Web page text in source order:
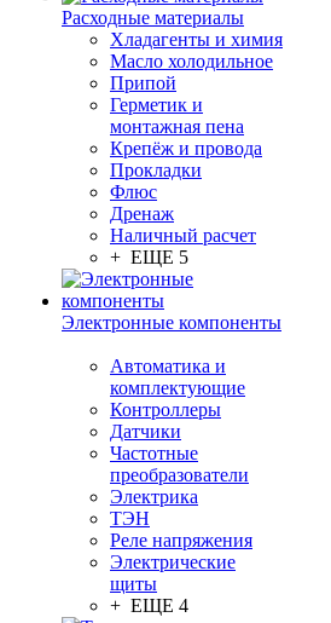
Расходные материалы
Хладагенты и химия
Масло холодильное
Припой
Герметик и
монтажная пена
Крепёж и провода
Прокладки
Флюс
Дренаж
Наличный расчет
+ ЕЩЕ 5
Электронные компоненты
Автоматика и
комплектующие
Контроллеры
Датчики
Частотные
преобразователи
Электрика
ТЭН
Реле напряжения
Электрические
щиты
+ ЕЩЕ 4